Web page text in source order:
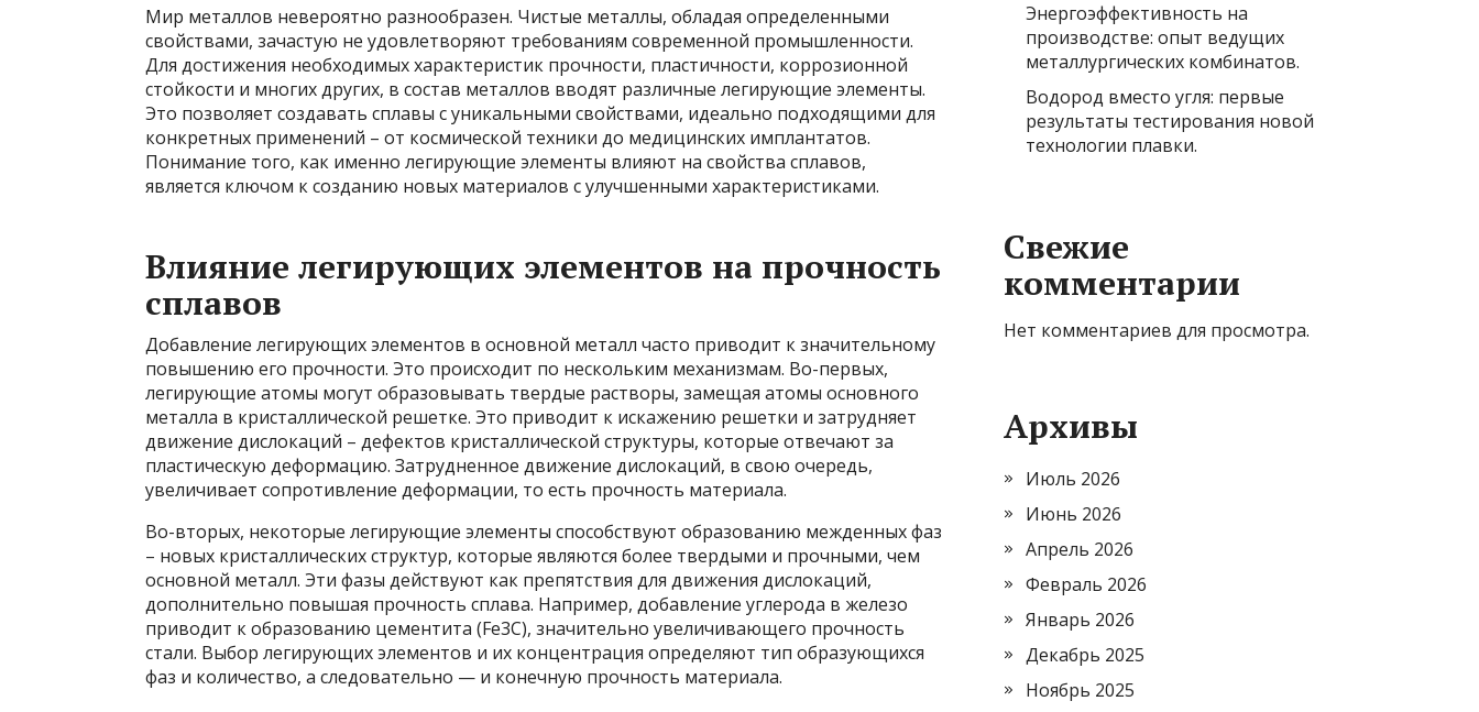
Мир металлов невероятно разнообразен. Чистые металлы, обладая определенными
свойствами, зачастую не удовлетворяют требованиям современной промышленности.
Для достижения необходимых характеристик прочности, пластичности, коррозионной
стойкости и многих других, в состав металлов вводят различные легирующие элементы.
Это позволяет создавать сплавы с уникальными свойствами, идеально подходящими для
конкретных применений – от космической техники до медицинских имплантатов.
Понимание того, как именно легирующие элементы влияют на свойства сплавов,
является ключом к созданию новых материалов с улучшенными характеристиками.
Влияние легирующих элементов на прочность
сплавов
Добавление легирующих элементов в основной металл часто приводит к значительному
повышению его прочности. Это происходит по нескольким механизмам. Во-первых,
легирующие атомы могут образовывать твердые растворы, замещая атомы основного
металла в кристаллической решетке. Это приводит к искажению решетки и затрудняет
движение дислокаций – дефектов кристаллической структуры, которые отвечают за
пластическую деформацию. Затрудненное движение дислокаций, в свою очередь,
увеличивает сопротивление деформации, то есть прочность материала.
Во-вторых, некоторые легирующие элементы способствуют образованию межденных фаз
– новых кристаллических структур, которые являются более твердыми и прочными, чем
основной металл. Эти фазы действуют как препятствия для движения дислокаций,
дополнительно повышая прочность сплава. Например, добавление углерода в железо
приводит к образованию цементита (Fe3C), значительно увеличивающего прочность
стали. Выбор легирующих элементов и их концентрация определяют тип образующихся
фаз и количество, а следовательно — и конечную прочность материала.
Энергоэффективность на
производстве: опыт ведущих
металлургических комбинатов.
Водород вместо угля: первые
результаты тестирования новой
технологии плавки.
Свежие
комментарии
Нет комментариев для просмотра.
Архивы
Июль 2026
Июнь 2026
Апрель 2026
Февраль 2026
Январь 2026
Декабрь 2025
Ноябрь 2025